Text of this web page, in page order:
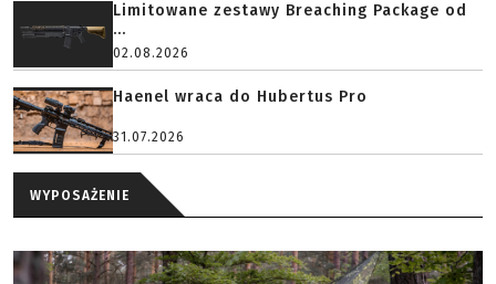
Limitowane zestawy Breaching Package od
...
02.08.2026
Haenel wraca do Hubertus Pro
31.07.2026
WYPOSAŻENIE